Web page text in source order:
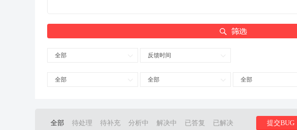
全部 反馈时间
全部 全部 全部
全部 待处理 待补充 分析中 解决中 已答复 已解决 提交BUG